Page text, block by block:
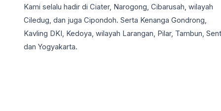
Kami selalu hadir di Ciater, Narogong, Cibarusah, wilayah
Ciledug, dan juga Cipondoh. Serta Kenanga Gondrong,
Kavling DKI, Kedoya, wilayah Larangan, Pilar, Tambun,
dan Yogyakarta.